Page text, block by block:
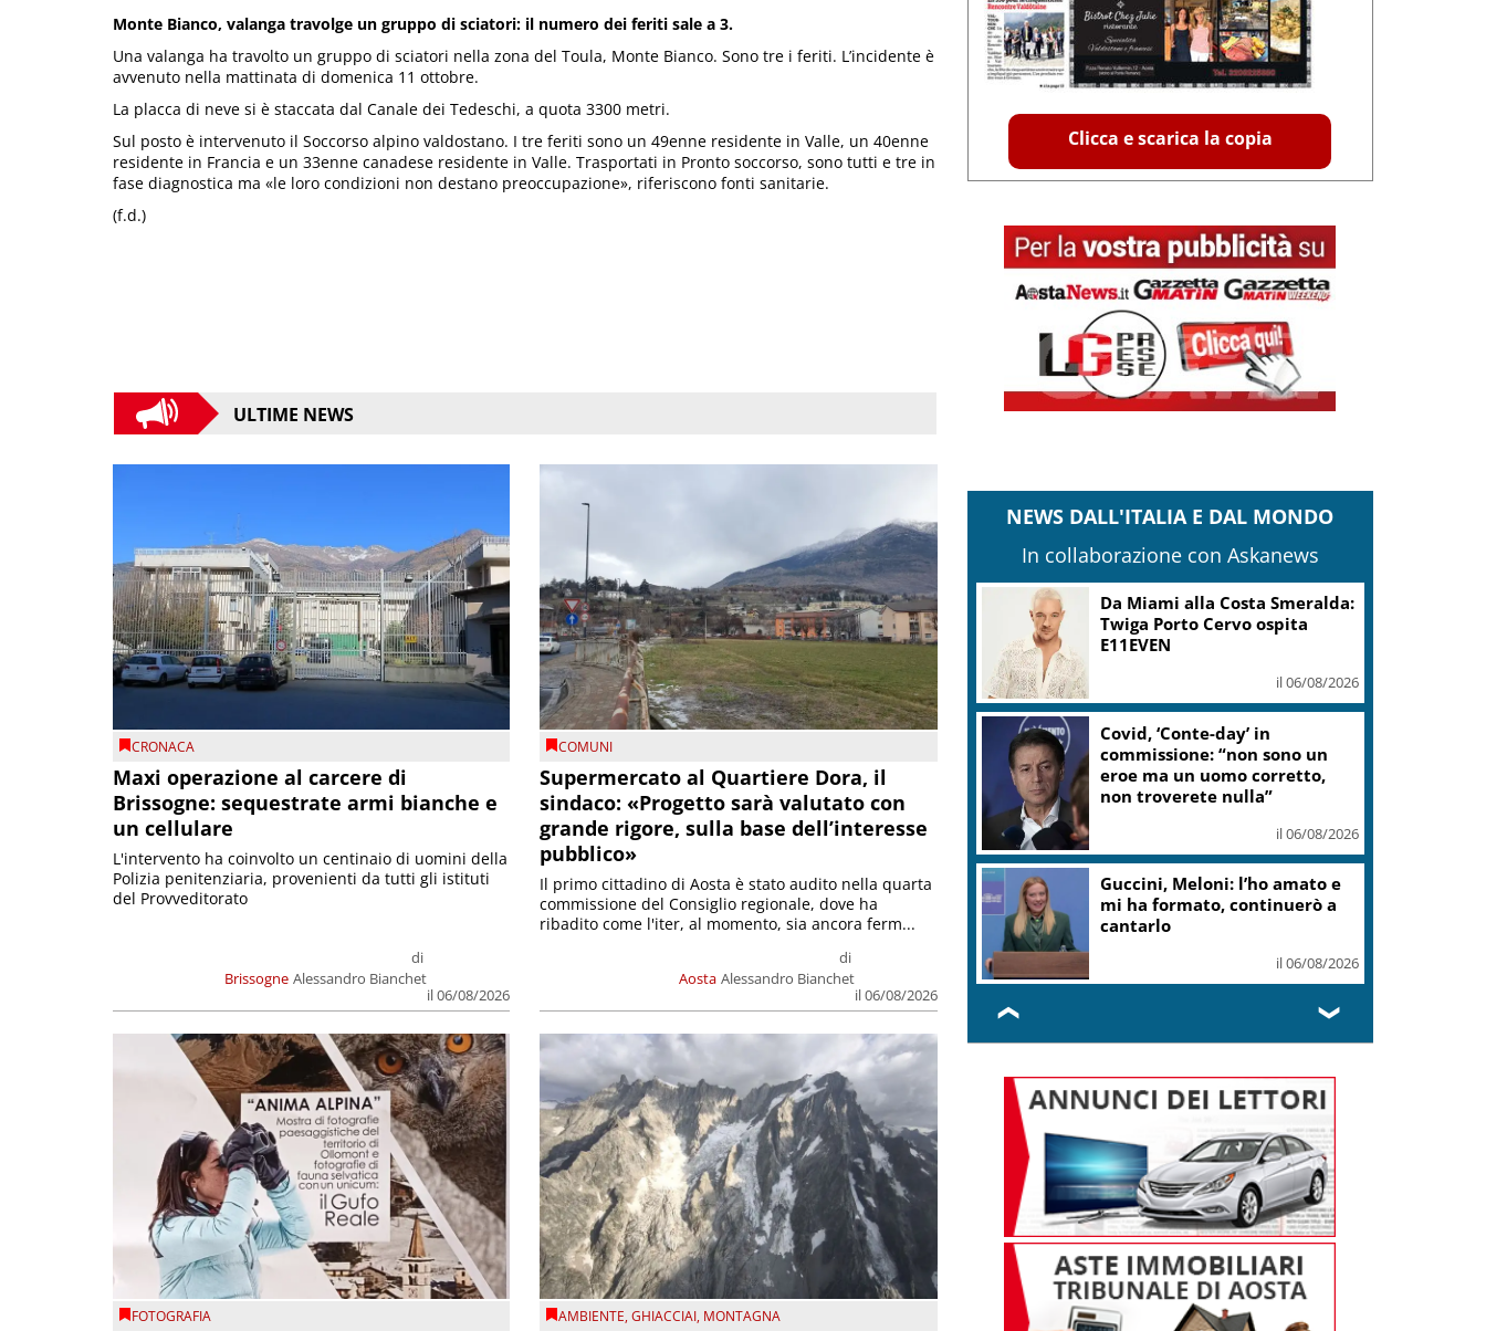
Monte Bianco, valanga travolge un gruppo di sciatori: il numero dei feriti sale a 3.
Una valanga ha travolto un gruppo di sciatori nella zona del Toula, Monte Bianco. Sono tre i feriti. L’incidente è
avvenuto nella mattinata di domenica 11 ottobre.
La placca di neve si è staccata dal Canale dei Tedeschi, a quota 3300 metri.
Sul posto è intervenuto il Soccorso alpino valdostano. I tre feriti sono un 49enne residente in Valle, un 40enne
residente in Francia e un 33enne canadese residente in Valle. Trasportati in Pronto soccorso, sono tutti e tre in
fase diagnostica ma «le loro condizioni non destano preoccupazione», riferiscono fonti sanitarie.
(f.d.)
ULTIME NEWS
CRONACA
Maxi operazione al carcere di
Brissogne: sequestrate armi bianche e
un cellulare
Brissogne
di
Alessandro Bianchet
il 06/08/2026
L'intervento ha coinvolto un centinaio di uomini della
Polizia penitenziaria, provenienti da tutti gli istituti
del Provveditorato
COMUNI
Supermercato al Quartiere Dora, il
sindaco: «Progetto sarà valutato con
grande rigore, sulla base dell’interesse
pubblico»
Aosta
di
Alessandro Bianchet
il 06/08/2026
Il primo cittadino di Aosta è stato audito nella quarta
commissione del Consiglio regionale, dove ha
ribadito come l'iter, al momento, sia ancora ferm...
FOTOGRAFIA AMBIENTE,GHIACCIAI, MONTAGNA
Clicca e scarica la copia
NEWS DALL'ITALIA E DAL MONDO
In collaborazione con Askanews
Da Miami alla Costa Smeralda:
Twiga Porto Cervo ospita
E11EVEN
il 06/08/2026
Covid, ‘Conte-day’ in
commissione: “non sono un
eroe ma un uomo corretto,
non troverete nulla”
il 06/08/2026
Guccini, Meloni: l’ho amato e
mi ha formato, continuerò a
cantarlo
il 06/08/2026
❮ ❯